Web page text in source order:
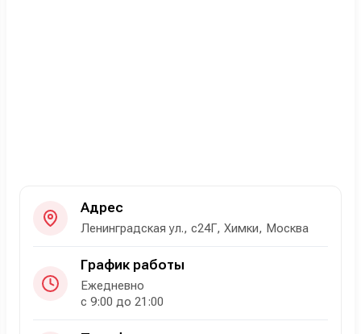
Адрес
Ленинградская ул., с24Г, Химки, Москва
График работы
Ежедневно
с 9:00 до 21:00